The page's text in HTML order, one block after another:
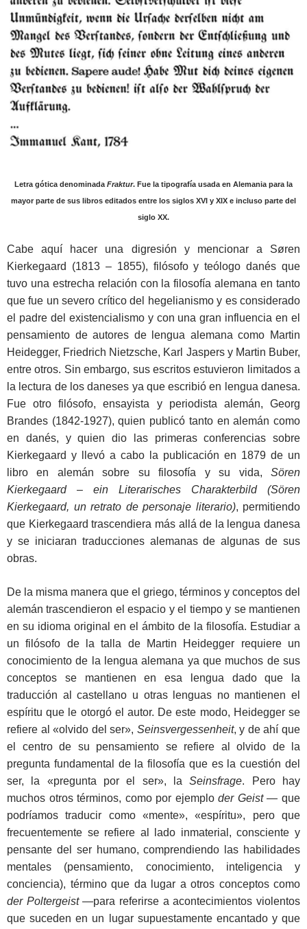
Letra gótica denominada Fraktur. Fue la tipografía usada en Alemania para la
mayor parte de sus libros editados entre los siglos XVI y XIX e incluso parte del
siglo XX.
Cabe aquí hacer una digresión y mencionar a Søren
Kierkegaard (1813 – 1855), filósofo y teólogo danés que
tuvo una estrecha relación con la filosofía alemana en tanto
que fue un severo crítico del hegelianismo y es considerado
el padre del existencialismo y con una gran influencia en el
pensamiento de autores de lengua alemana como Martin
Heidegger, Friedrich Nietzsche, Karl Jaspers y Martin Buber,
entre otros. Sin embargo, sus escritos estuvieron limitados a
la lectura de los daneses ya que escribió en lengua danesa.
Fue otro filósofo, ensayista y periodista alemán, Georg
Brandes (1842-1927), quien publicó tanto en alemán como
en danés, y quien dio las primeras conferencias sobre
Kierkegaard y llevó a cabo la publicación en 1879 de un
libro en alemán sobre su filosofía y su vida, Sören
Kierkegaard – ein Literarisches Charakterbild (Sören
Kierkegaard, un retrato de personaje literario), permitiendo
que Kierkegaard trascendiera más allá de la lengua danesa
y se iniciaran traducciones alemanas de algunas de sus
obras.
De la misma manera que el griego, términos y conceptos del
alemán trascendieron el espacio y el tiempo y se mantienen
en su idioma original en el ámbito de la filosofía. Estudiar a
un filósofo de la talla de Martin Heidegger requiere un
conocimiento de la lengua alemana ya que muchos de sus
conceptos se mantienen en esa lengua dado que la
traducción al castellano u otras lenguas no mantienen el
espíritu que le otorgó el autor. De este modo, Heidegger se
refiere al «olvido del ser», Seinsvergessenheit, y de ahí que
el centro de su pensamiento se refiere al olvido de la
pregunta fundamental de la filosofía que es la cuestión del
ser, la «pregunta por el ser», laSeinsfrage. Pero hay
muchos otros términos, como por ejemploder Geist ― que
podríamos traducir como «mente», «espíritu», pero que
frecuentemente se refiere al lado inmaterial, consciente y
pensante del ser humano, comprendiendo las habilidades
mentales (pensamiento, conocimiento, inteligencia y
conciencia), término que da lugar a otros conceptos como
der Poltergeist―para referirse a acontecimientos violentos
que suceden en un lugar supuestamente encantado y que